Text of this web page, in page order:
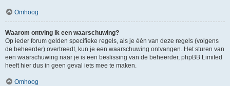
Omhoog
Waarom ontving ik een waarschuwing?
Op ieder forum gelden specifieke regels, als je één van deze regels (volgens
de beheerder) overtreedt, kun je een waarschuwing ontvangen. Het sturen van
een waarschuwing naar je is een beslissing van de beheerder, phpBB Limited
heeft hier dus in geen geval iets mee te maken.
Omhoog